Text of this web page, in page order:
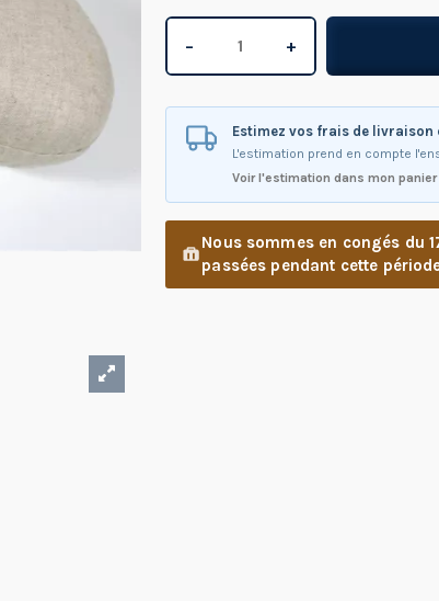
− +
Estimez vos frais de
L'estimation prend en compte
Voir l'estimation dans mon
Nous sommes en congés du
passées pendant cette